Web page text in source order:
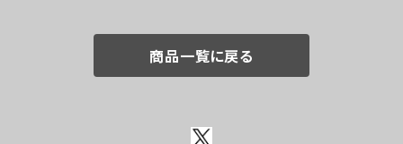
商品一覧に戻る